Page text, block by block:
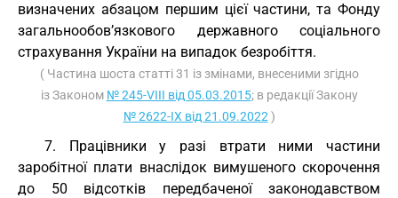
визначених абзацом першим цієї частини, та Фонду
загальнообов’язкового державного соціального
страхування України на випадок безробіття.
( Частина шоста статті 31 із змінами, внесеними згідно
із Законом № 245-VIII від 05.03.2015; в редакції Закону
№ 2622-IX від 21.09.2022 )
7. Працівники у разі втрати ними частини
заробітної плати внаслідок вимушеного скорочення
до 50 відсотків передбаченої законодавством